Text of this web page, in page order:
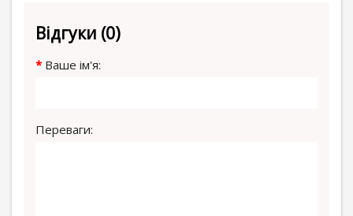
Відгуки (0)
Ваше ім'я:
Переваги: